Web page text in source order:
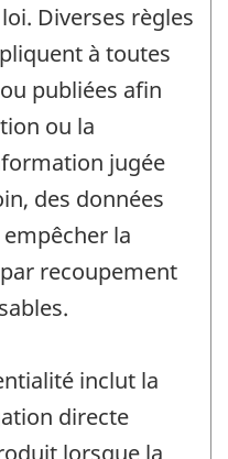
Diverses règles
à toutes
publiées afin
ou la
jugée
des données
la
recoupement
inclut la
directe
lorsque la